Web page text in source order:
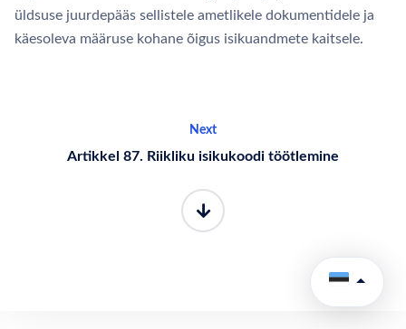
üldsuse juurdepääs sellistele ametlikele dokumentidele ja
käesoleva määruse kohane õigus isikuandmete kaitsele.
Next
Artikkel 87. Riikliku isikukoodi töötlemine